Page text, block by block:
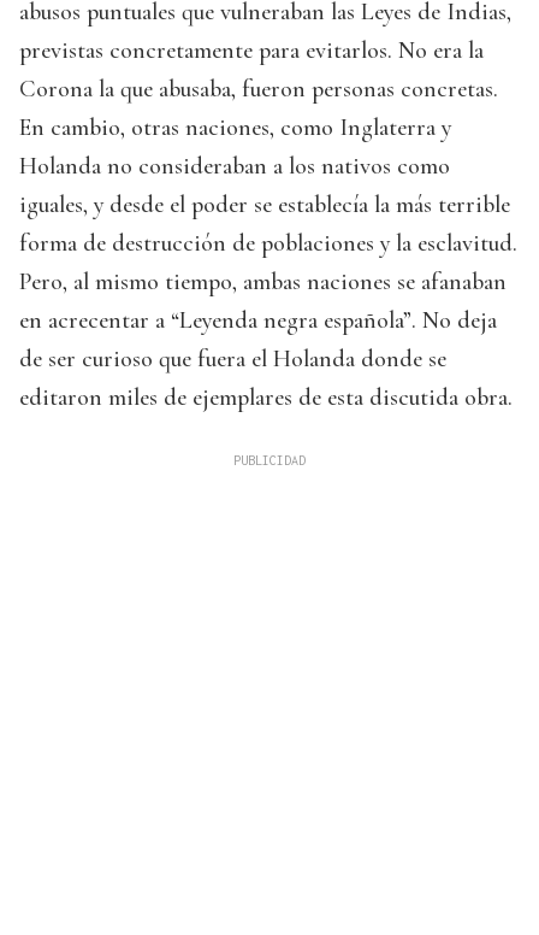
abusos puntuales que vulneraban las Leyes de Indias,
previstas concretamente para evitarlos. No era la
Corona la que abusaba, fueron personas concretas.
En cambio, otras naciones, como Inglaterra y
Holanda no consideraban a los nativos como
iguales, y desde el poder se establecía la más terrible
forma de destrucción de poblaciones y la esclavitud.
Pero, al mismo tiempo, ambas naciones se afanaban
en acrecentar a “Leyenda negra española”. No deja
de ser curioso que fuera el Holanda donde se
editaron miles de ejemplares de esta discutida obra.